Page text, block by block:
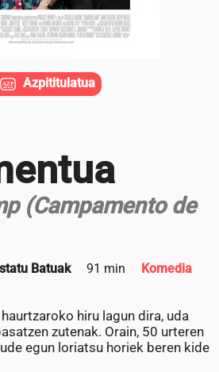
(Campamento de
Batuak 91 min
Komedia
haurtzaroko hiru lagun dira, uda
zutenak. Orain, 50 urteren
egun loriatsu horiek beren kide
Azpititulatua